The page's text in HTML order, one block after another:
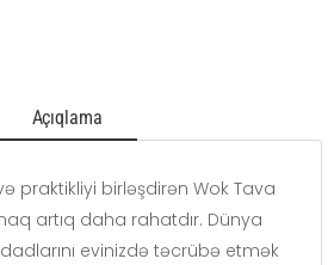
Açıqlama
praktikliyi birləşdirən Wok Tava
artıq daha rahatdır. Dünya
evinizdə təcrübə etmək